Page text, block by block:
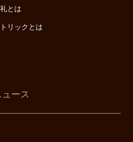
とは
リックとは
ュース